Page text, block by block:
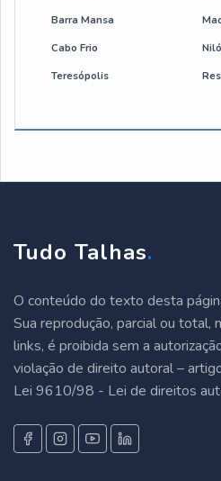
manutenção preventiva em
talha elétrica para ponte
talha de corrente 1000 kg
talha de corrente 5 toneladas
Barra Mansa
Cabo Frio
Teresópolis
Tudo Talhas.
O conteúdo do texto desta
Sua reprodução, parcial ou total,
links, é proibida sem a
violação de direito autoral –
Lei 9610/98 - Lei de direitos